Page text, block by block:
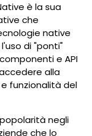
è la sua
che
native
di "ponti"
e API
alla
funzionalità del
negli
che lo